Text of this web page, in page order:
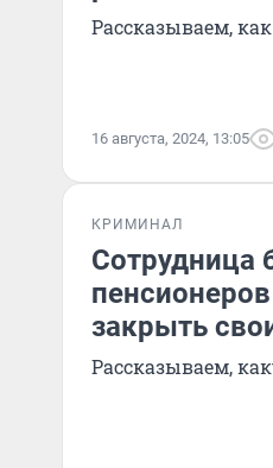
Рассказываем,
16 августа, 2024, 13:05
КРИМИНАЛ
Сотрудница
закрыть
Рассказываем,